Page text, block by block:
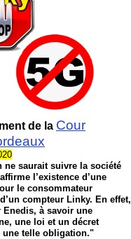
de la Cour
ne saurait suivre la société
l’existence d’une
le consommateur
compteur Linky. En effet,
Enedis, à savoir une
une loi et un décret
une telle obligation."